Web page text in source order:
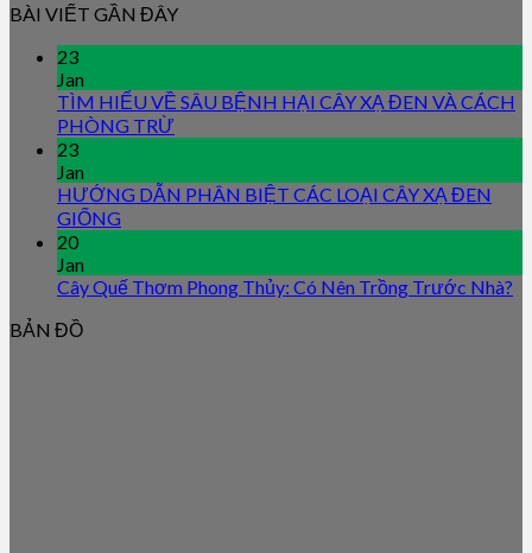
BÀI VIẾT GẦN ĐÂY
23
Jan
TÌM HIỂU VỀ SÂU BỆNH HẠI CÂY XẠ ĐEN VÀ CÁCH
PHÒNG TRỪ
23
Jan
HƯỚNG DẪN PHÂN BIỆT CÁC LOẠI CÂY XẠ ĐEN
GIỐNG
20
Jan
Cây Quế Thơm Phong Thủy: Có Nên Trồng Trước Nhà?
BẢN ĐỒ